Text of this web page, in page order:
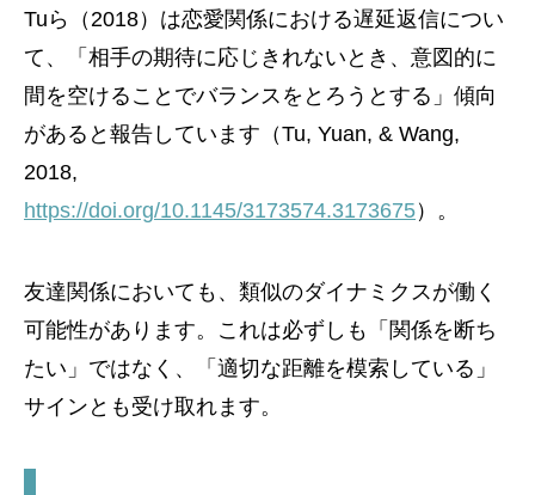
Tuら（2018）は恋愛関係における遅延返信につい
て、「相手の期待に応じきれないとき、意図的に
間を空けることでバランスをとろうとする」傾向
があると報告しています（Tu, Yuan, & Wang,
2018,
https://doi.org/10.1145/3173574.3173675）。
友達関係においても、類似のダイナミクスが働く
可能性があります。これは必ずしも「関係を断ち
たい」ではなく、「適切な距離を模索している」
サインとも受け取れます。